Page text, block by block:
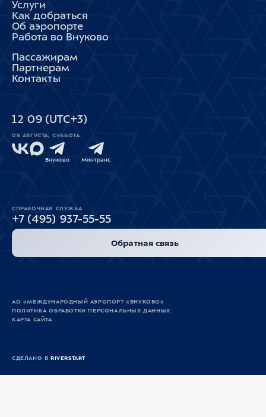
Услуги
Как добраться
Об аэропорте
Работа во Внуково
Пассажирам
Партнерам
Контакты
12 09 (UTC+3)
08 АВГУСТА, СУББОТА
Внуково Минтранс
СПРАВОЧНАЯ СЛУЖБА
+7 (495) 937-55-55
Обратная связь
АО «МЕЖДУНАРОДНЫЙ АЭРОПОРТ «ВНУКОВО»
ПОЛИТИКА ОБРАБОТКИ ПЕРСОНАЛЬНЫХ ДАННЫХ
КАРТА САЙТА
СДЕЛАНО В RIVERSTART